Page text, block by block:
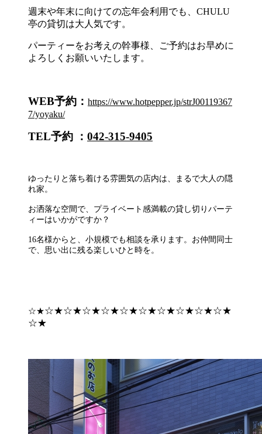
週末や年末に向けての忘年会利用でも、CHULU
亭の貸切は大人気です。
パーティーをお考えの幹事様、ご予約はお早めに
よろしくお願いいたします。
WEB予約： https://www.hotpepper.jp/strJ00119367
7/yoyaku/
TEL予約 ： 042-315-9405
ゆったりと落ち着ける雰囲気の店内は、まるで大人の隠
れ家。
お洒落な空間で、プライベート感満載の貸し切りパーテ
ィーはいかがですか？
16名様からと、小規模でも相談を承ります。 お仲間同士
で、思い出に残る楽しいひと時を。
☆★☆★☆★☆★☆★☆★☆★☆★☆★☆★☆★
☆★